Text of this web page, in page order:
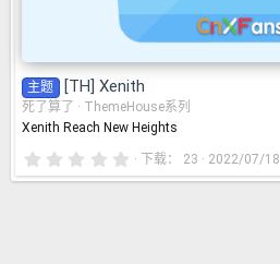
主题 [TH] Xenith
死了算了
ThemeHouse系列
Xenith Reach New Heights
0
.
下载 23 2022/07/18